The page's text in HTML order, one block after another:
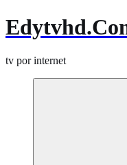
tv por internet